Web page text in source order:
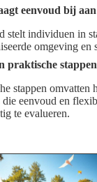
eenvoud bij
stelt individuen in
omgeving
praktische
stappen omvatten
die eenvoud en
te evalueren.